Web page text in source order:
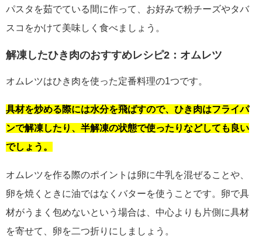
パスタを茹でている間に作って、お好みで粉チーズやタバ
スコをかけて美味しく食べましょう。
解凍したひき肉のおすすめレシピ2：オムレツ
オムレツはひき肉を使った定番料理の1つです。
具材を炒める際には水分を飛ばすので、ひき肉はフライパ
ンで解凍したり、半解凍の状態で使ったりなどしても良い
でしょう。
オムレツを作る際のポイントは卵に牛乳を混ぜることや、
卵を焼くときに油ではなくバターを使うことです。卵で具
材がうまく包めないという場合は、中心よりも片側に具材
を寄せて、卵を二つ折りにしましょう。